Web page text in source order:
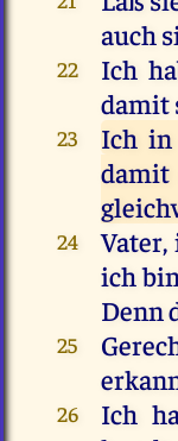
auch
22
Ich
damit
23
Ich in
damit
24
ich
Denn
25
26
Ich